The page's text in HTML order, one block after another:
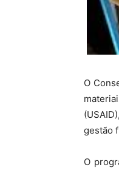
O
gestão
O